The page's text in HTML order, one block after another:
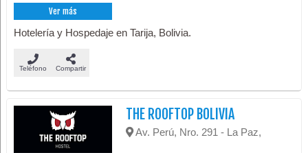
Ver más
Hotelería y Hospedaje en Tarija, Bolivia.
Teléfono Compartir
THE ROOFTOP BOLIVIA
Av. Perú, Nro. 291 - La Paz,